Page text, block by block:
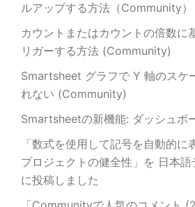
ルアップする方法（Community）
カウントまたはカウントの倍数に
リガーする方法 (Community)
Smartsheet グラフで Y 軸のスケ
れない (Community)
Smartsheetの新機能: ダッシュボ
「数式を使用して記号を自動的
プロジェクトの健全性」を 日本
に投稿しました